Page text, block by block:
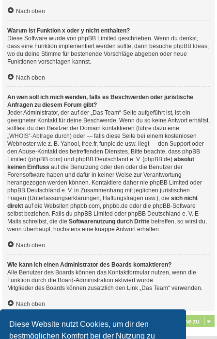
Diese Website nutzt Cookies, um dir den
bestmöglichen Komfort bei der Nutzung zu
Nach oben
Warum ist Funktion x oder y nicht enthalten?
Diese Software wurde von phpBB Limited geschrieben. Wenn du denkst,
dass eine Funktion implementiert werden sollte, dann besuche phpBB Ideas,
wo du deine Stimme für bestehende Vorschläge abgeben oder neue
Funktionen vorschlagen kannst.
Nach oben
An wen soll ich mich wenden, falls es Beschwerden oder juristische
Anfragen zu diesem Forum gibt?
Jeder Administrator, der auf der „Das Team“-Seite aufgeführt ist, ist ein
geeigneter Kontakt für deine Beschwerde. Wenn du so keine Antwort erhältst,
solltest du den Besitzer der Domain kontaktieren (führe dazu eine
„WHOIS“-Abfrage durch) oder — falls diese Seite bei einem kostenlosen
Webhoster wie z. B. Yahoo!, free.fr, funpic.de usw. liegt — den Support oder
den Abuse-Kontakt des betreffenden Dienstes. Bitte beachte, dass phpBB
Limited (phpBB.com) und phpBB Deutschland e. V. (phpBB.de) absolut
keinen Einfluss auf die Benutzung oder den oder die Benutzer der
Forensoftware haben und dafür in keiner Weise zur Verantwortung
herangezogen werden können. Kontaktiere daher nie phpBB Limited oder
phpBB Deutschland e. V. in Zusammenhang mit jeglichen juristischen
Fragen (Unterlassungserklärungen, Haftungsfragen usw.), die sich nicht
direkt auf die Websiten phpbb.com, phpbb.de oder die phpBB-Software
selbst beziehen. Falls du phpBB Limited oder phpBB Deutschland e. V. E-
Mails schreibst, die die Softwarenutzung durch Dritte betreffen, so wirst du,
wenn überhaupt, höchstens eine knappe Antwort erhalten.
Nach oben
Wie kann ich einen Administrator des Boards kontaktieren?
Alle Benutzer des Boards können das Kontaktformular nutzen, wenn die
Funktion durch die Board-Administration aktiviert wurde.
Mitglieder des Boards können zusätzlich den Link „Das Team“ verwenden.
Nach oben
Gehe zu